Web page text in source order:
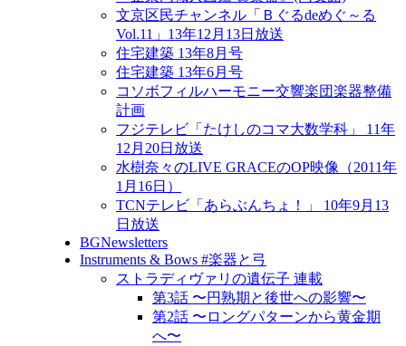
文京区民チャンネル「Ｂぐるdeめぐ～る
Vol.11」13年12月13日放送
住宅建築 13年8月号
住宅建築 13年6月号
コソボフィルハーモニー交響楽団楽器整備
計画
フジテレビ「たけしのコマ大数学科」 11年
12月20日放送
水樹奈々のLIVE GRACEのOP映像（2011年
1月16日）
TCNテレビ「あらぶんちょ！」 10年9月13
日放送
BGNewsletters
Instruments & Bows #楽器と弓
ストラディヴァリの遺伝子 連載
第3話 〜円熟期と後世への影響〜
第2話 〜ロングパターンから黄金期
へ〜